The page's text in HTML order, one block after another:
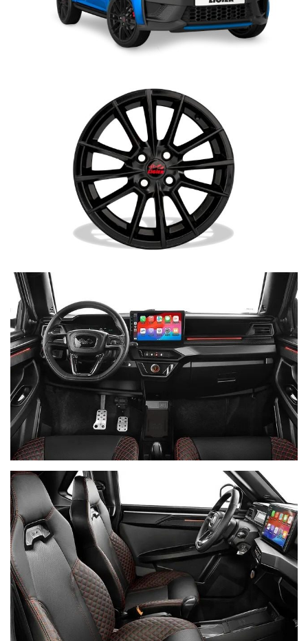
oppure tramite l'assistente vocale, senza mai perdere di vista la